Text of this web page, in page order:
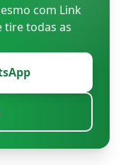
com Link
tire todas as